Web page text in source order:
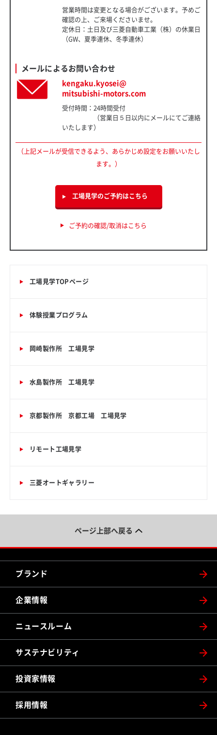
営業時間は変更となる場合がございます。予めご
確認の上、ご来場くださいませ。
定休日：土日及び三菱自動車工業（株）の休業日
（GW、夏季連休、冬季連休）
メールによるお問い合わせ
kengaku.kyosei@
mitsubishi-motors.com
受付時間：24時間受付
（営業日５日以内にメールにてご連絡
いたします）
（上記メールが受信できるよう、あらかじめ設定をお願いいたし
ます。）
工場見学のご予約はこちら
ご予約の確認/取消はこちら
工場見学TOPページ
体験授業プログラム
岡崎製作所 工場見学
水島製作所 工場見学
京都製作所 京都工場 工場見学
リモート工場見学
三菱オートギャラリー
ページ上部へ戻る
ブランド
企業情報
ニュースルーム
サステナビリティ
投資家情報
採用情報